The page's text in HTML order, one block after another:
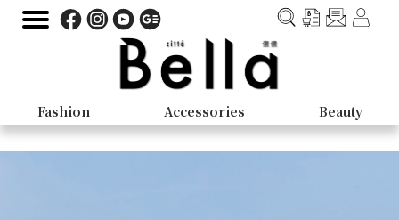
Fashion Accessories Beauty